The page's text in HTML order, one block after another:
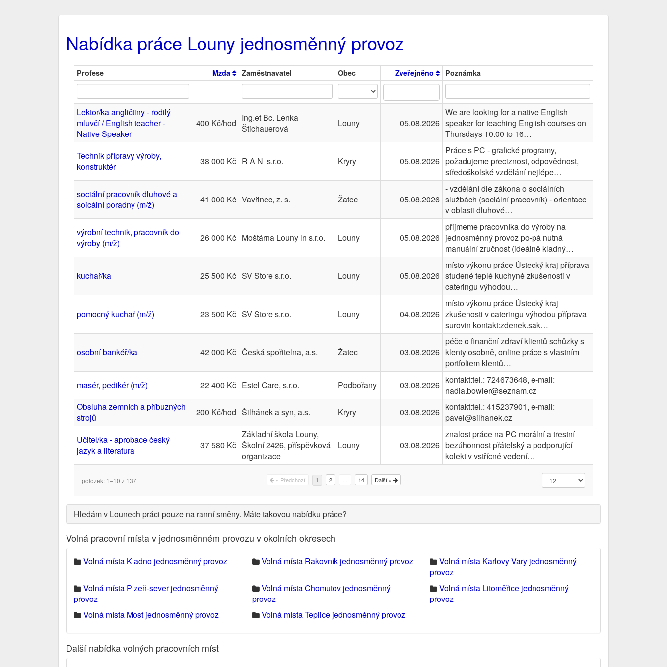
Nabídka práce Louny jednosměnný provoz
Profese Mzda Zaměstnavatel Obec Zveřejněno Poznámka
Lektor/ka angličtiny - rodilý
mluvčí / English teacher -
Native Speaker
400 Kč/hod Ing.et Bc. Lenka
Štichauerová
Louny 05.08.2026
We are looking for a native English
speaker for teaching English courses on
Thursdays 10:00 to 16…
Technik přípravy výroby,
konstruktér
38 000 Kč R A N s.r.o. Kryry 05.08.2026
Práce s PC - grafické programy,
požadujeme preciznost, odpovědnost,
středoškolské vzdělání nejlépe…
sociální pracovník dluhové a
soicální poradny (m/ž)
41 000 Kč Vavřinec, z. s. Žatec 05.08.2026
- vzdělání dle zákona o sociálních
službách (sociální pracovník) - orientace
v oblasti dluhové…
výrobní technik, pracovník do
výroby (m/ž)
26 000 Kč Moštárna Louny ln s.r.o. Louny 05.08.2026
přijmeme pracovníka do výroby na
jednosměnný provoz po-pá nutná
manuální zručnost (ideálně kladný…
kuchař/ka 25 500 Kč SV Store s.r.o. Louny 05.08.2026
místo výkonu práce Ústecký kraj příprava
studené teplé kuchyně zkušenosti v
cateringu výhodou…
pomocný kuchař (m/ž) 23 500 Kč SV Store s.r.o. Louny 04.08.2026
místo výkonu práce Ústecký kraj
zkušenosti v cateringu výhodou příprava
surovin kontakt:zdenek.sak…
osobní bankéř/ka 42 000 Kč Česká spořitelna, a.s. Žatec 03.08.2026
péče o finanční zdraví klientů schůzky s
klenty osobně, online práce s vlastním
portfoliem klentů…
masér, pedikér (m/ž)
22 400 Kč Estel Care, s.r.o. Podbořany 03.08.2026 kontakt:tel.: 724673648, e-mail:
nadia.bowler@seznam.cz
Obsluha zemních a příbuzných
strojů
200 Kč/hod Šilhánek a syn, a.s. Kryry 03.08.2026 kontakt:tel.: 415237901, e-mail:
pavel@silhanek.cz
Učitel/ka - aprobace český
jazyk a literatura
37 580 Kč
Základní škola Louny,
Školní 2426, příspěvková
organizace
Louny 03.08.2026
znalost práce na PC morální a trestní
bezúhonnost přátelský a podporující
kolektiv vstřícné vedení…
položek: 1–10 z 137 « Předchozí 1 2 14 Další »
Hledám v Lounech práci pouze na ranní směny. Máte takovou nabídku práce?
Volná pracovní místa v jednosměnném provozu v okolních okresech
Volná místa Kladno jednosměnný provoz Volná místa Rakovník jednosměnný provoz
Volná místa Karlovy Vary jednosměnný
provoz
Volná místa Plzeň-sever jednosměnný
provoz
Volná místa Chomutov jednosměnný
provoz
Volná místa Litoměřice jednosměnný
provoz
Volná místa Most jednosměnný provoz
Volná místa Teplice jednosměnný provoz
Další nabídka volných pracovních míst